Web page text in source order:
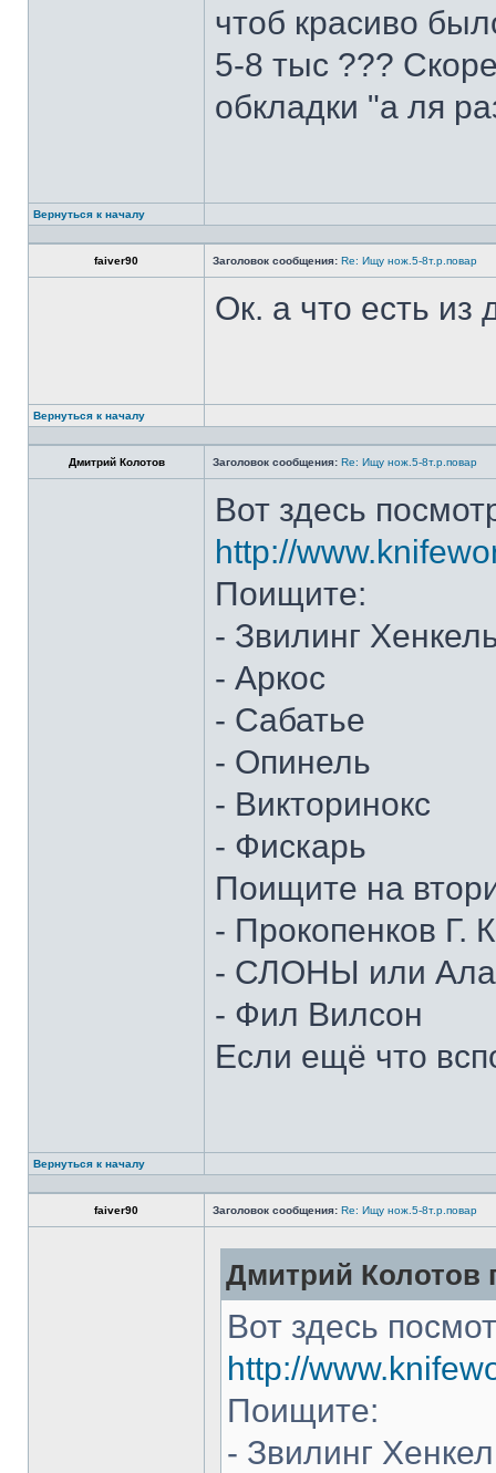
чтоб красиво
5-8 тыс ???
обкладки "а ля
Вернуться к началу
faiver90 Заголовок сообщения: Re: Ищу нож.5-8т.р.повар
Ок. а что есть из
Вернуться к началу
Дмитрий Колотов Заголовок сообщения: Re: Ищу нож.5-8т.р.повар
Вот здесь
http://
Поищите:
- Звилинг
- Аркос
- Сабатье
- Опинель
- Викторинокс
- Фискарь
Поищите на
- Прокопенков Г.
- СЛОНЫ или
- Фил Вилсон
Если ещё что
Вернуться к началу
faiver90 Заголовок сообщения: Re: Ищу нож.5-8т.р.повар
Дмитрий Колотов
Вот здесь
http://
Поищите:
- Звилинг